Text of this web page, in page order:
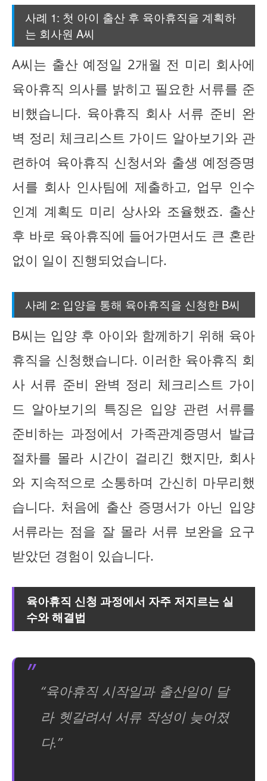
사례 1: 첫 아이 출산 후 육아휴직을 계획하
는 회사원 A씨
A씨는 출산 예정일 2개월 전 미리 회사에
육아휴직 의사를 밝히고 필요한 서류를 준
비했습니다. 육아휴직 회사 서류 준비 완
벽 정리 체크리스트 가이드 알아보기와 관
련하여 육아휴직 신청서와 출생 예정증명
서를 회사 인사팀에 제출하고, 업무 인수
인계 계획도 미리 상사와 조율했죠. 출산
후 바로 육아휴직에 들어가면서도 큰 혼란
없이 일이 진행되었습니다.
사례 2: 입양을 통해 육아휴직을 신청한 B씨
B씨는 입양 후 아이와 함께하기 위해 육아
휴직을 신청했습니다. 이러한 육아휴직 회
사 서류 준비 완벽 정리 체크리스트 가이
드 알아보기의 특징은 입양 관련 서류를
준비하는 과정에서 가족관계증명서 발급
절차를 몰라 시간이 걸리긴 했지만, 회사
와 지속적으로 소통하며 간신히 마무리했
습니다. 처음에 출산 증명서가 아닌 입양
서류라는 점을 잘 몰라 서류 보완을 요구
받았던 경험이 있습니다.
육아휴직 신청 과정에서 자주 저지르는 실
수와 해결법
“육아휴직 시작일과 출산일이 달
라 헷갈려서 서류 작성이 늦어졌
다.”